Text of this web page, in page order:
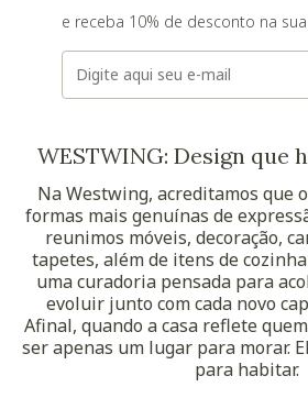
e receba 10% de desconto na
E-mail
WESTWING: Design que
Na Westwing, acreditamos que
formas mais genuínas de
reunimos móveis, decoração,
tapetes, além de itens de
uma curadoria pensada para
evoluir junto com cada novo
Afinal, quando a casa reflete
ser apenas um lugar para morar.
para habitar.